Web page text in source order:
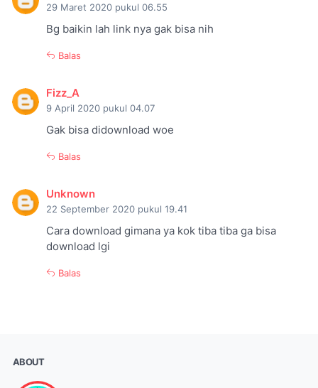
29 Maret 2020 pukul 06.55
Bg baikin lah link nya gak bisa nih
Balas
Fizz_A
9 April 2020 pukul 04.07
Gak bisa didownload woe
Balas
Unknown
22 September 2020 pukul 19.41
Cara download gimana ya kok tiba tiba ga bisa
download lgi
Balas
ABOUT